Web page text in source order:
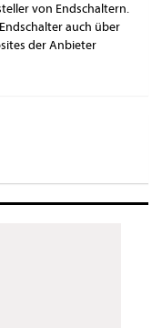
von Endschaltern.
auch über
der Anbieter